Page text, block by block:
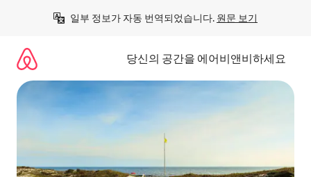
일부 정보가 자동 번역되었습니다. 원문 보기
당신의 공간을 에어비앤비하세요